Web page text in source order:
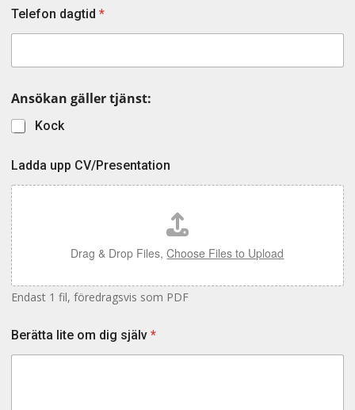
Telefon dagtid*
Ansökan gäller tjänst:
Kock
Ladda upp CV/Presentation
Drag & Drop Files,Choose Files to Upload
Endast 1 fil, föredragsvis som PDF
Berätta lite om dig själv*